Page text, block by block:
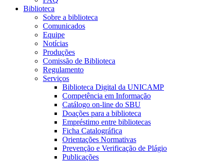
Biblioteca
Sobre a biblioteca
Comunicados
Equipe
Notícias
Produções
Comissão de Biblioteca
Regulamento
Serviços
Biblioteca Digital da UNICAMP
Competência em Informação
Catálogo on-line do SBU
Doações para a biblioteca
Empréstimo entre bibliotecas
Ficha Catalográfica
Orientações Normativas
Prevenção e Verificação de Plágio
Publicações